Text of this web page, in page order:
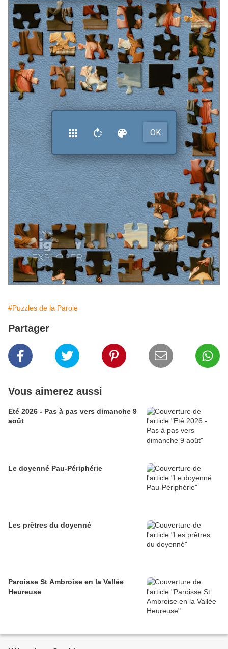
#Puzzles de la Parole
Partager
Vous aimerez aussi
Eté 2026 - Pas à pas vers dimanche 9
août
Le doyenné Pau-Périphérie
Les prêtres du doyenné
Paroisse St Ambroise en la Vallée
Heureuse